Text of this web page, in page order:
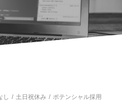
し 土日祝休み
ポテンシャル採用